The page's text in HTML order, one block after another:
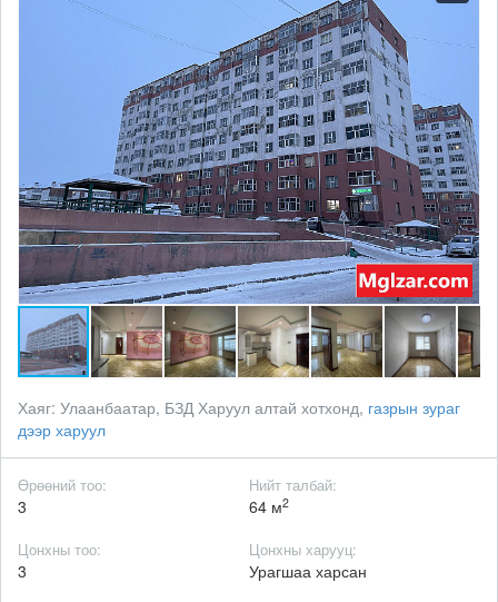
Хаяг: Улаанбаатар, БЗД Харуул алтай хотхонд, газрын зураг
дээр харуул
Өрөөний тоо:
3
Нийт талбай:
64 м2
Цонхны тоо:
3
Цонхны харууц:
Урагшаа харсан